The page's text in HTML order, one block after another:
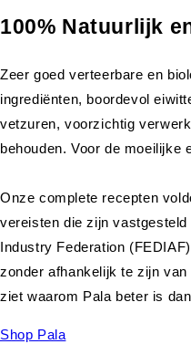
100% Natuurlijk
Zeer goed verteerbare en
ingrediënten, boordevol
vetzuren, voorzichtig
behouden. Voor de moeilijke
Onze complete recepten
vereisten die zijn
Industry Federation
zonder afhankelijk te zijn
ziet waarom Pala beter is
Shop Pala